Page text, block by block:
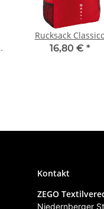
Rucksack
16,80 € *
Kontakt
ZEGO
Niedernberger